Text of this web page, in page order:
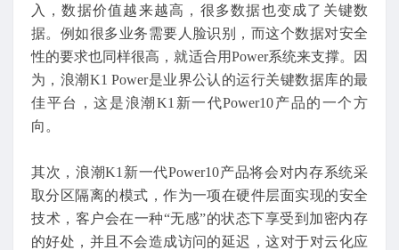
入，数据价值越来越高，很多数据也变成了关键数
据。例如很多业务需要人脸识别，而这个数据对安全
性的要求也同样很高，就适合用Power系统来支撑。因
为，浪潮K1 Power是业界公认的运行关键数据库的最
佳平台，这是浪潮K1新一代Power10产品的一个方
向。
其次，浪潮K1新一代Power10产品将会对内存系统采
取分区隔离的模式，作为一项在硬件层面实现的安全
技术，客户会在一种“无感”的状态下享受到加密内存
的好处，并且不会造成访问的延迟，这对于对云化应